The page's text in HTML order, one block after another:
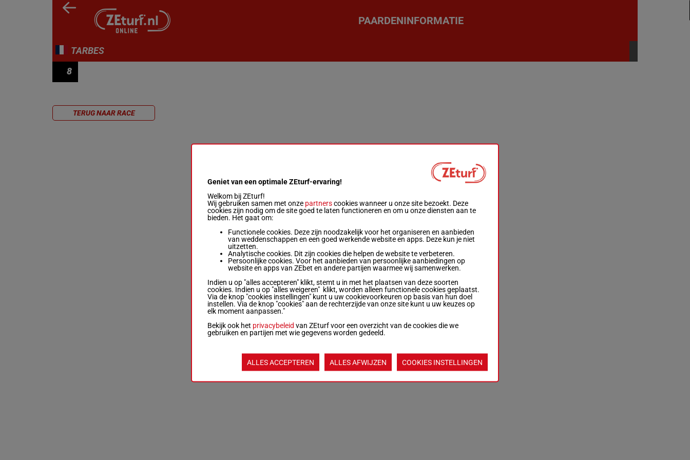
PAARDENINFORMATIE
TARBES
8
TERUG NAAR RACE
Geniet van een optimale ZEturf-ervaring!
Welkom bij ZEturf!
Wij gebruiken samen met onze partnerscookies wanneer u onze site bezoekt. Deze
cookies zijn nodig om de site goed te laten functioneren en om u onze diensten aan te
bieden. Het gaat om:
Functionele cookies. Deze zijn noodzakelijk voor het organiseren en aanbieden
van weddenschappen en een goed werkende website en apps. Deze kun je niet
uitzetten.
Analytische cookies. Dit zijn cookies die helpen de website te verbeteren.
Persoonlijke cookies. Voor het aanbieden van persoonlijke aanbiedingen op
website en apps van ZEbet en andere partijen waarmee wij samenwerken.
Indien u op "alles accepteren" klikt, stemt u in met het plaatsen van deze soorten
cookies. Indien u op "alles weigeren" klikt, worden alleen functionele cookies geplaatst.
Via de knop "cookies instellingen" kunt u uw cookievoorkeuren op basis van hun doel
instellen. Via de knop "cookies" aan de rechterzijde van onze site kunt u uw keuzes op
elk moment aanpassen."
Bekijk ook het privacybeleid van ZEturf voor een overzicht van de cookies die we
gebruiken en partijen met wie gegevens worden gedeeld.
ALLES ACCEPTEREN ALLES AFWIJZEN COOKIES INSTELLINGEN